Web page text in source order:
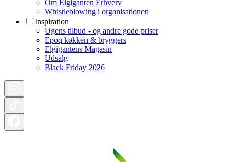
Om Elgiganten Erhverv
Whistleblowing i organisationen
Inspiration
Ugens tilbud - og andre gode priser
Epoq køkken & bryggers
Elgigantens Magasin
Udsalg
Black Friday 2026